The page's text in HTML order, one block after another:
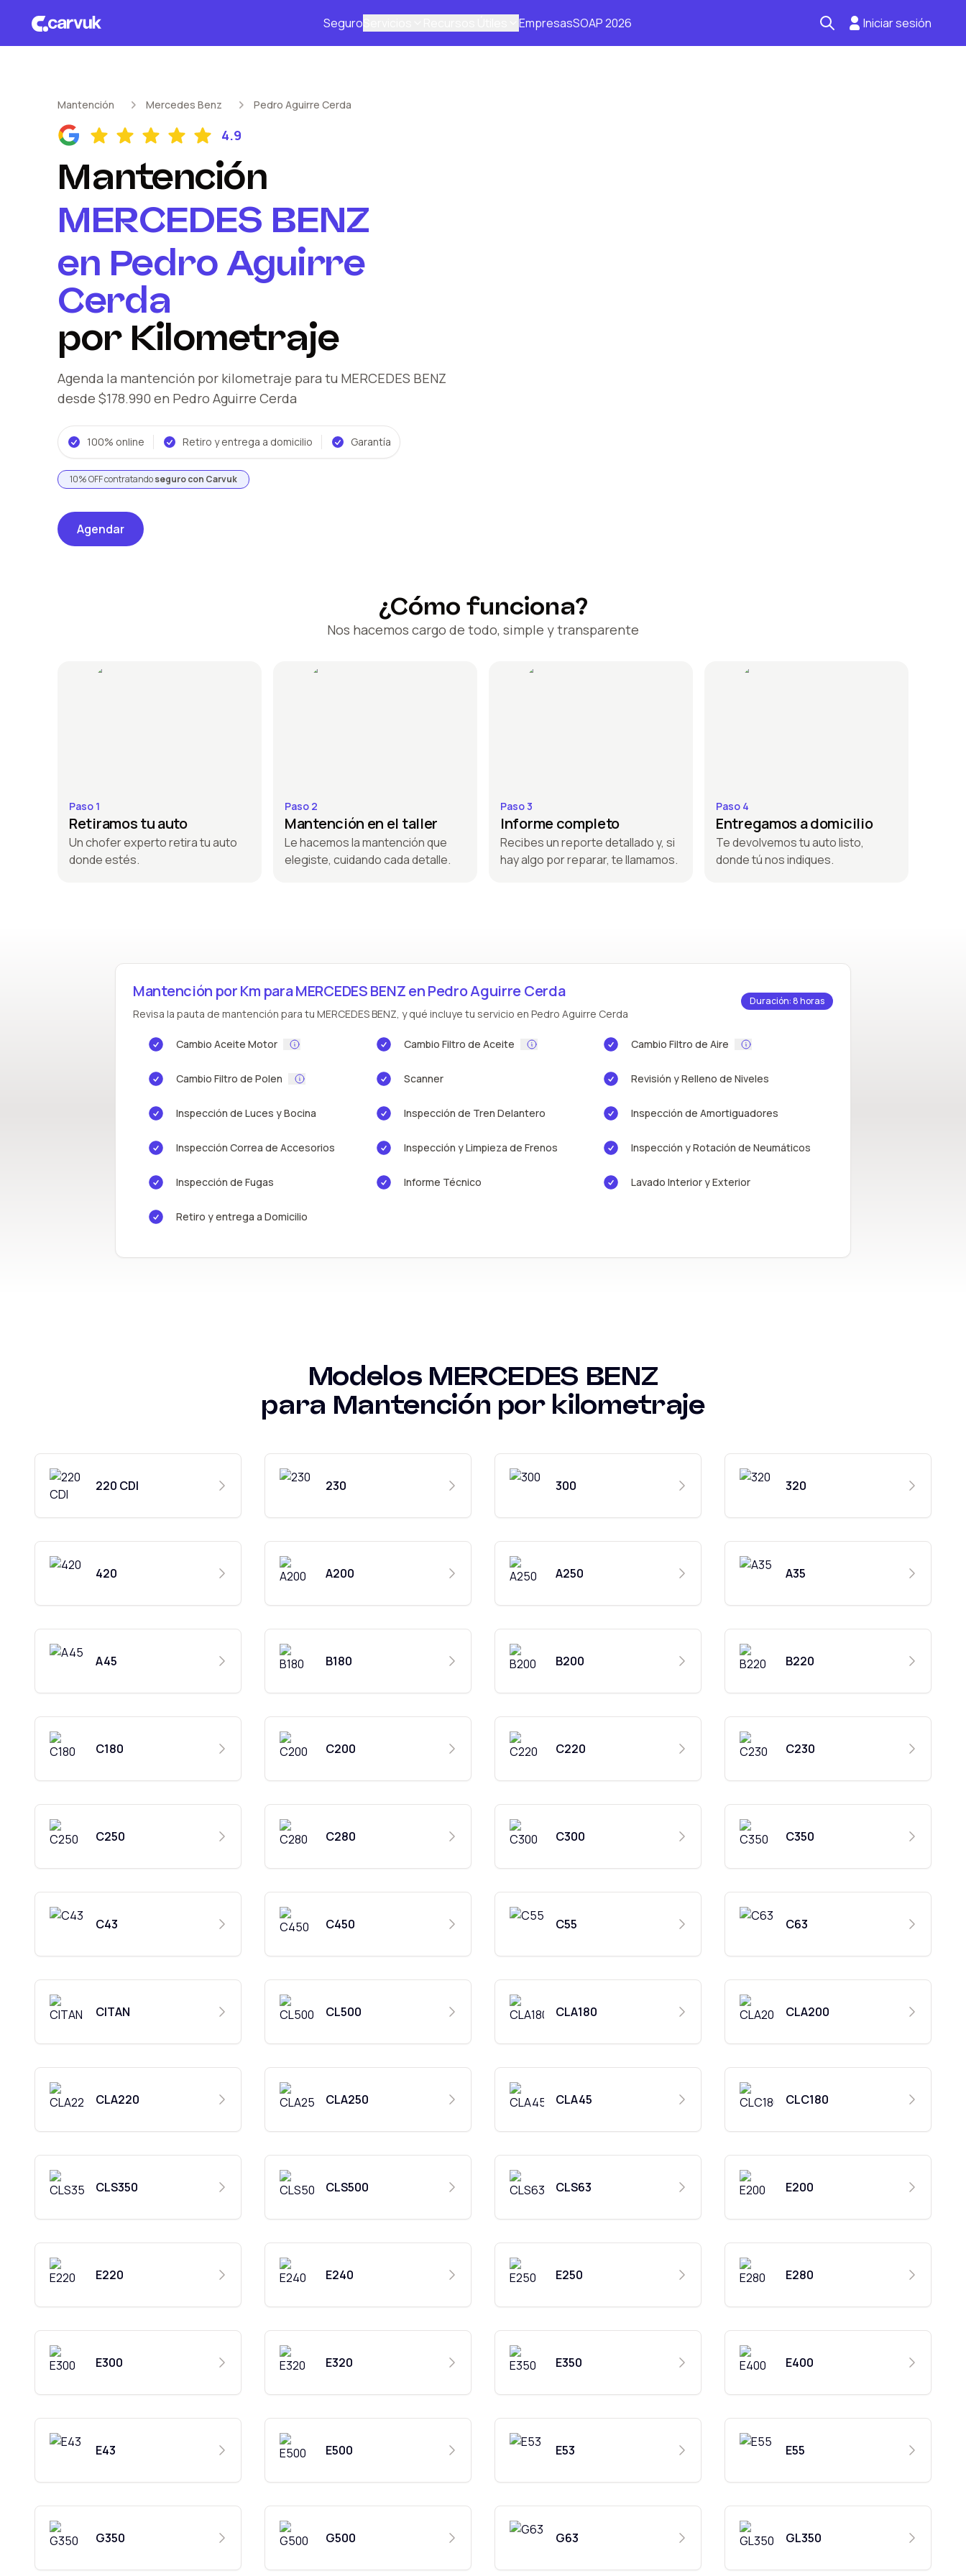
Seguro EmpresasSOAP 2026 Iniciar sesión
Mantención Mercedes Benz Pedro Aguirre Cerda
4.9
Mantención
MERCEDES BENZ
en Pedro Aguirre
Cerda
por Kilometraje
Agenda la mantención por kilometraje para tu MERCEDES BENZ
desde $178.990 en Pedro Aguirre Cerda
100% online Retiro y entrega a domicilio Garantía
10% OFF contratandoseguro con Carvuk
Agendar
¿Cómo funciona?
Nos hacemos cargo de todo, simple y transparente
Paso 1
Retiramos tu auto
Un chofer experto retira tu auto
donde estés.
Paso 2
Mantención en el taller
Le hacemos la mantención que
elegiste, cuidando cada detalle.
Paso 3
Informe completo
Recibes un reporte detallado y, si
hay algo por reparar, te llamamos.
Paso 4
Entregamos a domicilio
Te devolvemos tu auto listo,
donde tú nos indiques.
Mantención por Km para MERCEDES BENZ en Pedro Aguirre Cerda
Revisa la pauta de mantención para tu MERCEDES BENZ, y qué incluye tu servicio en Pedro Aguirre Cerda
Duración: 8 horas
Cambio Aceite Motor Cambio Filtro de Aceite Cambio Filtro de Aire
Cambio Filtro de Polen Scanner Revisión y Relleno de Niveles
Inspección de Luces y Bocina Inspección de Tren Delantero Inspección de Amortiguadores
Inspección Correa de Accesorios Inspección y Limpieza de Frenos Inspección y Rotación de Neumáticos
Inspección de Fugas Informe Técnico Lavado Interior y Exterior
Retiro y entrega a Domicilio
Modelos MERCEDES BENZ
para Mantención por kilometraje
220 CDI 230 300 320
420 A200 A250 A35
A45 B180 B200 B220
C180 C200 C220 C230
C250 C280 C300 C350
C43 C450 C55 C63
CITAN CL500 CLA180 CLA200
CLA220 CLA250 CLA45 CLC180
CLS350 CLS500 CLS63 E200
E220 E240 E250 E280
E300 E320 E350 E400
E43 E500 E53 E55
G350 G500 G63 GL350